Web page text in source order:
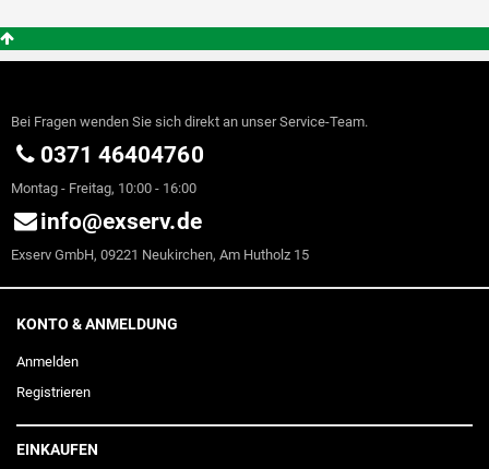
Bei Fragen wenden Sie sich direkt an unser Service-Team.
0371 46404760
Montag - Freitag, 10:00 - 16:00
info@exserv.de
Exserv GmbH, 09221 Neukirchen, Am Hutholz 15
KONTO & ANMELDUNG
Anmelden
Registrieren
EINKAUFEN